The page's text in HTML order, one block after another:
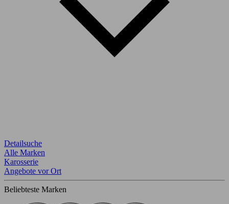
Detailsuche
Alle Marken
Karosserie
Angebote vor Ort
Beliebteste Marken